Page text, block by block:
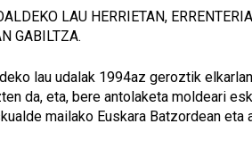
LAU HERRIETAN,
GABILTZA.
lau udalak 1994az geroztik
da, eta, bere antolaketa moldeari
mailako Euskara Batzordean